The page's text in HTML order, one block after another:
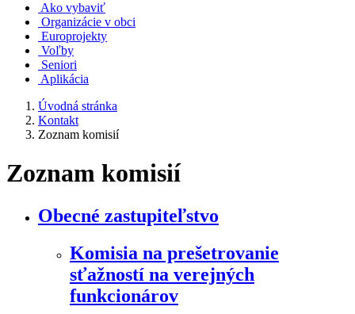
Ako vybaviť
Organizácie v obci
Europrojekty
Voľby
Seniori
Aplikácia
Úvodná stránka
Kontakt
Zoznam komisií
Zoznam komisií
Obecné zastupiteľstvo
Komisia na prešetrovanie
sťažností na verejných
funkcionárov